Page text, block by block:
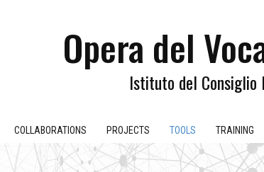
Opera del
Istituto del Consiglio
COLLABORATIONS PROJECTS TOOLS TRAINING